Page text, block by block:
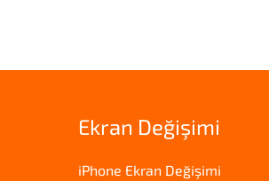
Ekran Değişimi
iPhone Ekran Değişimi